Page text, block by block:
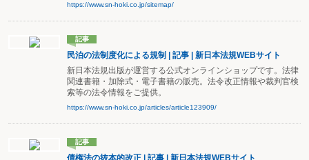
https://www.sn-hoki.co.jp/sitemap/
記事
民泊の法制度化による規制 | 記事 | 新日本法規WEBサイト
新日本法規出版が運営する公式オンラインショップです。法律
関連書籍・加除式・電子書籍の販売。法令改正情報や裁判官検
索等の法令情報をご提供。
https://www.sn-hoki.co.jp/articles/article123909/
記事
債権法の抜本的改正 | 記事 | 新日本法規WEBサイト